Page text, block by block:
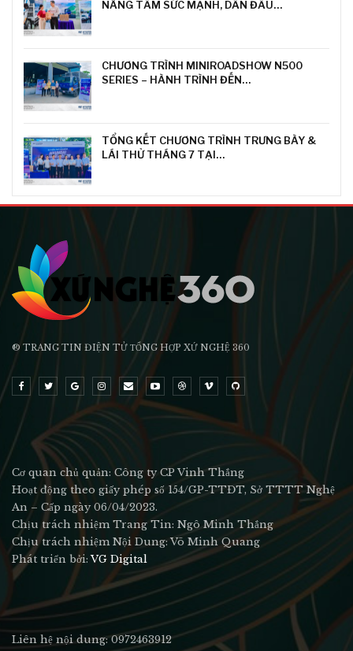
NÂNG TẦM SỨC MẠNH, DẪN ĐẦU…
CHƯƠNG TRÌNH MINIROADSHOW N500
SERIES – HÀNH TRÌNH ĐẾN…
TỔNG KẾT CHƯƠNG TRÌNH TRƯNG BÀY &
LÁI THỬ THÁNG 7 TẠI…
® TRANG TIN ĐIỆN TỬ ТỔNG HỢP XỨ NGHỆ 360
Cơ quan chủ quản: Công ty CP Vinh Thắng
Hoạt động theo giấy phép số 154/GP-TTĐT, Sở TTTT Nghệ
An – Cấp ngày 06/04/2023.
Chịu trách nhiệm Trang Tin: Ngô Minh Thắng
Chịu trách nhiệm Nội Dung: Võ Minh Quang
Phát triển bởi:VG Digital
Liên hệ nội dung: 0972463912